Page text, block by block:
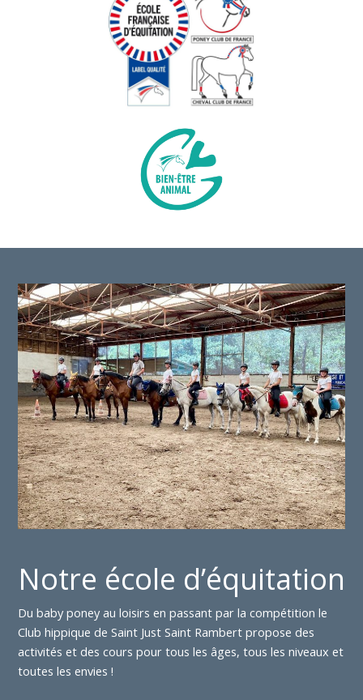
Notre école d’équitation
Du baby poney au loisirs en passant par la compétition le
Club hippique de Saint Just Saint Rambert propose des
activités et des cours pour tous les âges, tous les niveaux et
toutes les envies !